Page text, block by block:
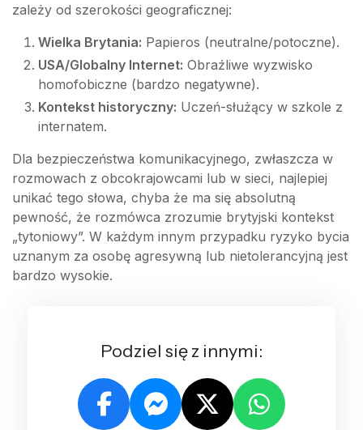
zależy od szerokości geograficznej:
Wielka Brytania: Papieros (neutralne/potoczne).
USA/Globalny Internet: Obraźliwe wyzwisko
homofobiczne (bardzo negatywne).
Kontekst historyczny: Uczeń-służący w szkole z
internatem.
Dla bezpieczeństwa komunikacyjnego, zwłaszcza w
rozmowach z obcokrajowcami lub w sieci, najlepiej
unikać tego słowa, chyba że ma się absolutną
pewność, że rozmówca zrozumie brytyjski kontekst
„tytoniowy”. W każdym innym przypadku ryzyko bycia
uznanym za osobę agresywną lub nietolerancyjną jest
bardzo wysokie.
Podziel się z innymi: